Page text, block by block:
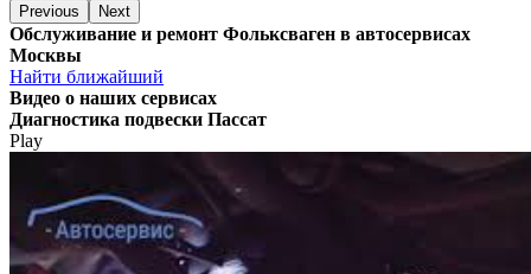
Previous Next
Обслуживание и ремонт Фольксваген в автосервисах
Москвы
Найти ближайший
Видео о наших сервисах
Диагностика подвески Пассат
Play